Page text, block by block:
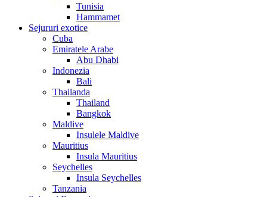
Tunisia
Hammamet
Sejururi exotice
Cuba
Emiratele Arabe
Abu Dhabi
Indonezia
Bali
Thailanda
Thailand
Bangkok
Maldive
Insulele Maldive
Mauritius
Insula Mauritius
Seychelles
Insula Seychelles
Tanzania